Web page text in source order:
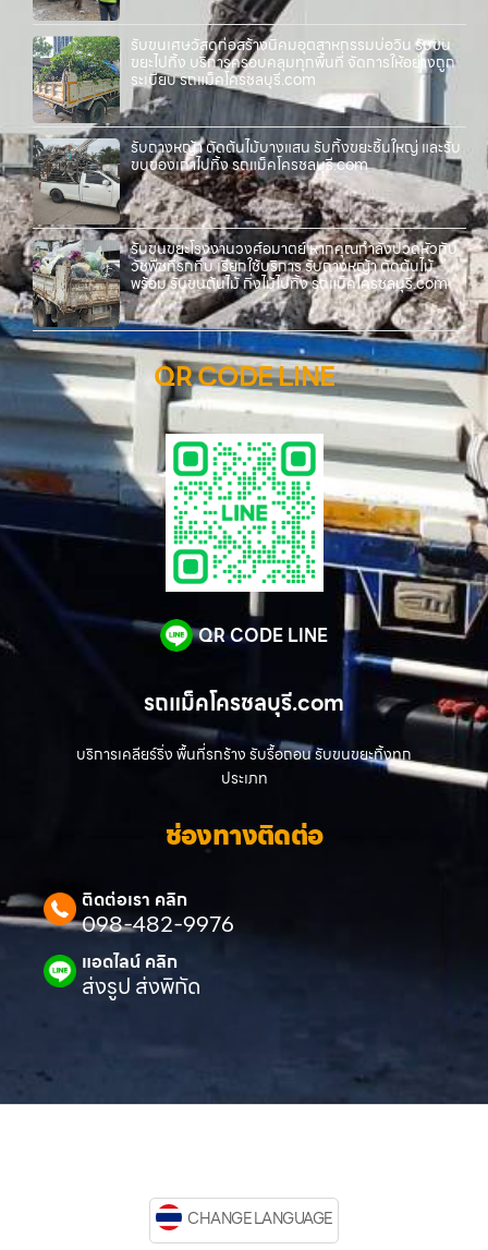
รับขนเศษวัสดุก่อสร้างนิคมอุตสาหกรรมบ่อวิน รับขน
ขยะไปทิ้ง บริการครอบคลุมทุกพื้นที่ จัดการให้อย่างถูก
ระเบียบ รถแม็คโครชลบุรี.com
รับถางหญ้า ตัดต้นไม้บางแสน รับทิ้งขยะชิ้นใหญ่ และรับ
ขนของเก่าไปทิ้ง รถแม็คโครชลบุรี.com
รับขนขยะโรงงานวงศ์อมาตย์ หากคุณกำลังปวดหัวกับ
วัชพืชที่รกทึบ เรียกใช้บริการ รับถางหญ้า ตัดต้นไม้
พร้อม รับขนต้นไม้ กิ่งไม้ไปทิ้ง รถแม็คโครชลบุรี.com
QR CODE LINE
QR CODE LINE
รถแม็คโครชลบุรี.com
บริการเคลียร์ริ่ง พื้นที่รกร้าง รับรื้อถอน รับขนขยะทิ้งทุก
ประเภท
ช่องทางติดต่อ
ติดต่อเรา คลิก
098-482-9976
แอดไลน์ คลิก
ส่งรูป ส่งพิกัด
CHANGE LANGUAGE